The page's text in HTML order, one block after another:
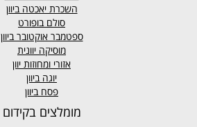
השכרת יאכטה ביוון
סולם בופורט
ספטמבר אוקטובר ביוון
מוסיקה יוונית
אזורי ומחוזות יוון
יוגה ביוון
פסח ביוון
מומלצים בקידום